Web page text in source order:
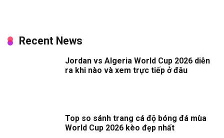
Recent News
Jordan vs Algeria World Cup 2026 diễn
ra khi nào và xem trực tiếp ở đâu
Top so sánh trang cá độ bóng đá mùa
World Cup 2026 kèo đẹp nhất